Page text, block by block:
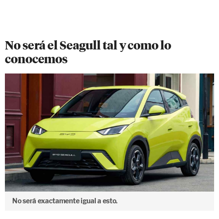
No será el Seagull tal y como lo
conocemos
No será exactamente igual a esto.